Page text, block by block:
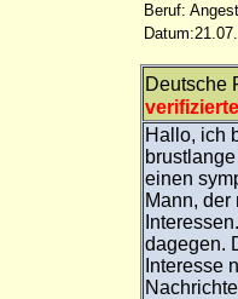
Beruf:
Deutsche
Hallo, ich
einen
Mann,
dagegen.
Interesse